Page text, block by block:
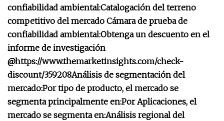
confiabilidad ambiental:Catalogación del terreno
competitivo del mercado Cámara de prueba de
confiabilidad ambiental:Obtenga un descuento en el
informe de investigación
@https://www.themarketinsights.com/check-
discount/359208Análisis de segmentación del
mercado:Por tipo de producto, el mercado se
segmenta principalmente en:Por Aplicaciones, el
mercado se segmenta en:Análisis regional del